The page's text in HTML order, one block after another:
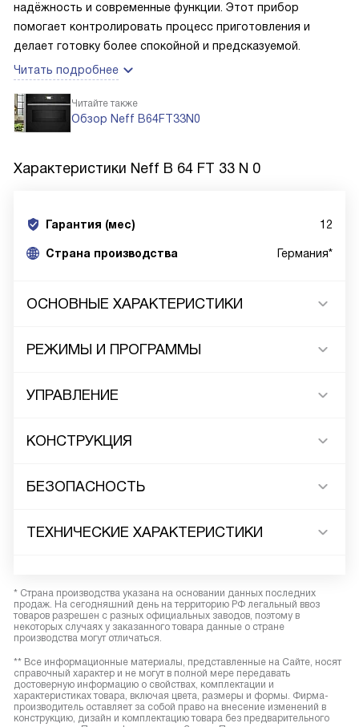
надёжность и современные функции. Этот прибор
помогает контролировать процесс приготовления и
делает готовку более спокойной и предсказуемой.
Читать подробнее
Читайте также
Обзор Neff B64FT33N0
Характеристики Neff B 64 FT 33 N 0
Гарантия (мес) 12
Страна производства Германия*
ОСНОВНЫЕ ХАРАКТЕРИСТИКИ
РЕЖИМЫ И ПРОГРАММЫ
УПРАВЛЕНИЕ
КОНСТРУКЦИЯ
БЕЗОПАСНОСТЬ
ТЕХНИЧЕСКИЕ ХАРАКТЕРИСТИКИ
* Страна производства указана на основании данных последних
продаж. На сегодняшний день на территорию РФ легальный ввоз
товаров разрешен с разных официальных заводов, поэтому в
некоторых случаях у заказанного товара данные о стране
производства могут отличаться.
** Все информационные материалы, представленные на Сайте, носят
справочный характер и не могут в полной мере передавать
достоверную информацию о свойствах, комплектации и
характеристиках товара, включая цвета, размеры и формы. Фирма-
производитель оставляет за собой право на внесение изменений в
конструкцию, дизайн и комплектацию товара без предварительного